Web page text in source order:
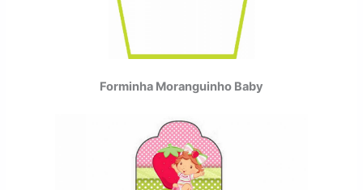
Forminha Moranguinho Baby